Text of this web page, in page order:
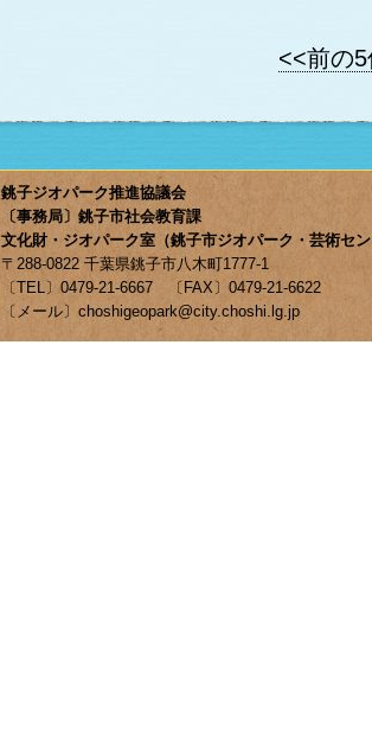
<<前の5
銚子ジオパーク推進協議会
〔事務局〕銚子市社会教育課
文化財・ジオパーク室（銚子市ジオパーク・芸術セ
〒288-0822 千葉県銚子市八木町1777-1
〔TEL〕0479-21-6667 〔FAX〕0479-21-6622
〔メール〕choshigeopark@city.choshi.lg.jp